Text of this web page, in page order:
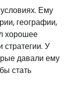
Ему
географии,
хорошее
стратегии. У
давали ему
стать